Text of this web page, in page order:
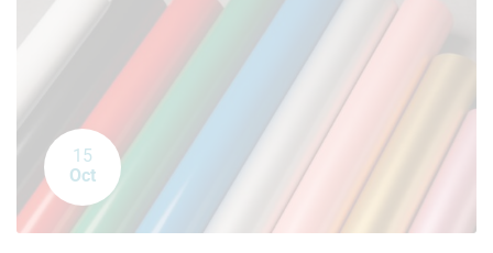
15
Oct